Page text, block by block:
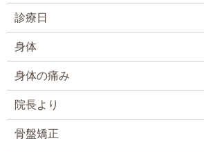
診療日
身体
身体の痛み
院長より
骨盤矯正